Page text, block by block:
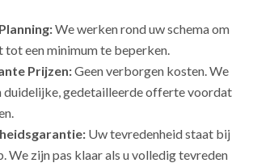
We werken rond uw schema om
tot een minimum te beperken.
Prijzen:Geen verborgen kosten. We
duidelijke, gedetailleerde offerte voordat
Uw tevredenheid staat bij
We zijn pas klaar als u volledig tevreden